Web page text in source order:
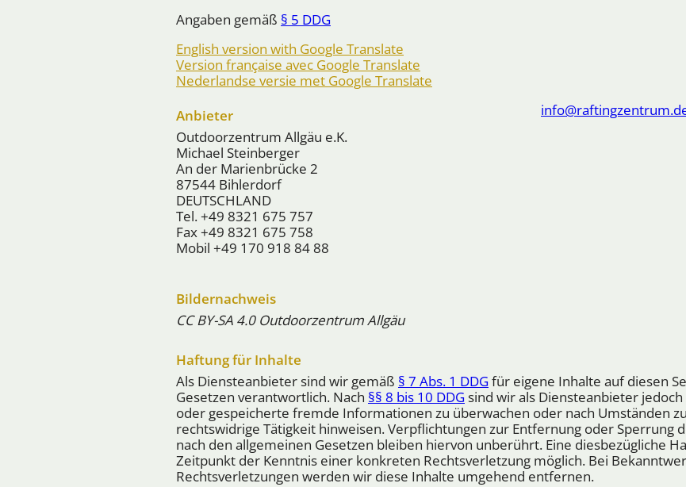
Angaben gemäß § 5 DDG
English version with Google Translate
Version française avec Google Translate
Nederlandse versie met Google Translate
Anbieter
Outdoorzentrum Allgäu e.K.
Michael Steinberger
An der Marienbrücke 2
87544 Bihlerdorf
DEUTSCHLAND
Tel.+49 8321 675 757
Fax +49 8321 675 758
Mobil +49 170 918 84 88
Bildernachweis
CC BY-SA 4.0 Outdoorzentrum Allgäu
Haftung für Inhalte
Als Diensteanbieter sind wir gemäß § 7 Abs. 1 DDG für eigene Inhalte auf diesen
Gesetzen verantwortlich. Nach §§ 8 bis 10 DDG sind wir als Diensteanbieter
oder gespeicherte fremde Informationen zu überwachen oder nach Umständen
rechtswidrige Tätigkeit hinweisen. Verpflichtungen zur Entfernung oder Sperrung
nach den allgemeinen Gesetzen bleiben hiervon unberührt. Eine diesbezügliche
Zeitpunkt der Kenntnis einer konkreten Rechtsverletzung möglich. Bei
Rechtsverletzungen werden wir diese Inhalte umgehend entfernen.